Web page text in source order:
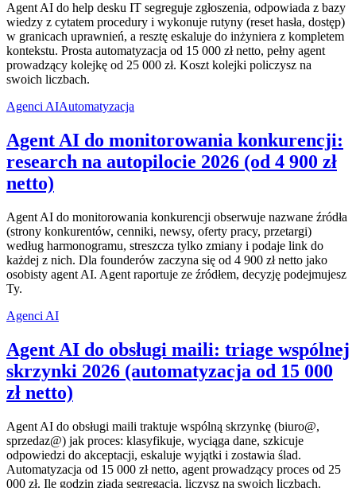
Agent AI do help desku IT segreguje zgłoszenia, odpowiada z bazy
wiedzy z cytatem procedury i wykonuje rutyny (reset hasła, dostęp)
w granicach uprawnień, a resztę eskaluje do inżyniera z kompletem
kontekstu. Prosta automatyzacja od 15 000 zł netto, pełny agent
prowadzący kolejkę od 25 000 zł. Koszt kolejki policzysz na
swoich liczbach.
Agenci AIAutomatyzacja
Agent AI do monitorowania konkurencji:
research na autopilocie 2026 (od 4 900 zł
netto)
Agent AI do monitorowania konkurencji obserwuje nazwane źródła
(strony konkurentów, cenniki, newsy, oferty pracy, przetargi)
według harmonogramu, streszcza tylko zmiany i podaje link do
każdej z nich. Dla founderów zaczyna się od 4 900 zł netto jako
osobisty agent AI. Agent raportuje ze źródłem, decyzję podejmujesz
Ty.
Agenci AI
Agent AI do obsługi maili: triage wspólnej
skrzynki 2026 (automatyzacja od 15 000
zł netto)
Agent AI do obsługi maili traktuje wspólną skrzynkę (biuro@,
sprzedaz@) jak proces: klasyfikuje, wyciąga dane, szkicuje
odpowiedzi do akceptacji, eskaluje wyjątki i zostawia ślad.
Automatyzacja od 15 000 zł netto, agent prowadzący proces od 25
000 zł. Ile godzin zjada segregacja, liczysz na swoich liczbach.